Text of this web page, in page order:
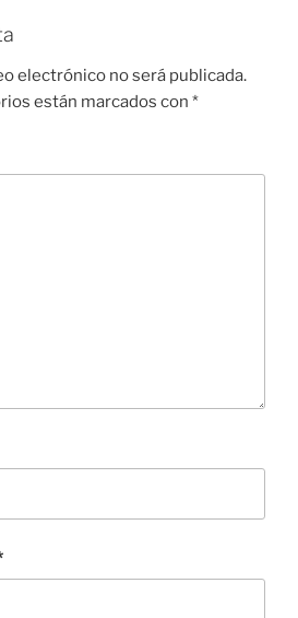
electrónico no será publicada.
están marcados con *